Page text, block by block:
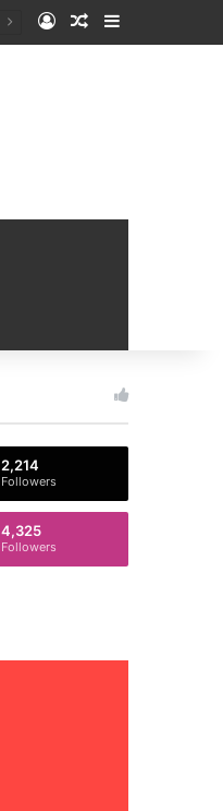
Log InRandom Article
Sidebar
2,214
Followers
4,325
Followers